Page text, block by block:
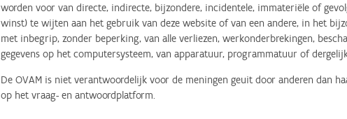
worden voor van directe, indirecte, bijzondere, incidentele, immateriële of
winst) te wijten aan het gebruik van deze website of van een andere, in het
met inbegrip, zonder beperking, van alle verliezen, werkonderbrekingen,
gegevens op het computersysteem, van apparatuur, programmatuur of
De OVAM is niet verantwoordelijk voor de meningen geuit door anderen dan
op het vraag- en antwoordplatform.